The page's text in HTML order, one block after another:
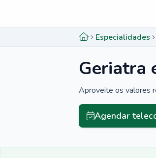
Especialidades
Geriatra
Aproveite os valores
Agendar